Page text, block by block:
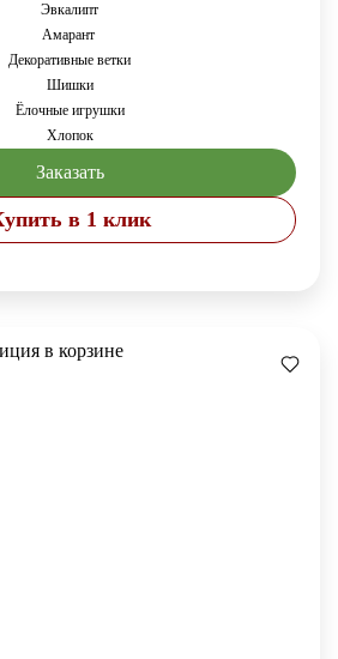
Эвкалипт
Амарант
Декоративные ветки
Шишки
Ёлочные игрушки
Хлопок
Заказать
в 1 клик